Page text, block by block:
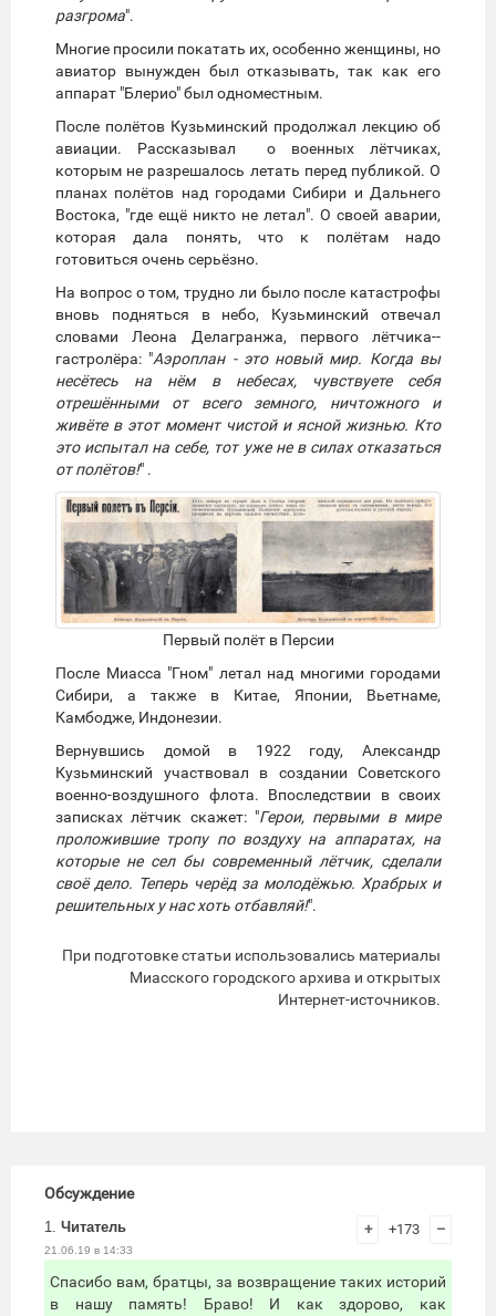
разгрома".
Многие просили покатать их, особенно женщины, но
авиатор вынужден был отказывать, так как его
аппарат "Блерио" был одноместным.
После полётов Кузьминский продолжал лекцию об
авиации. Рассказывал о военных лётчиках,
которым не разрешалось летать перед публикой. О
планах полётов над городами Сибири и Дальнего
Востока, "где ещё никто не летал". О своей аварии,
которая дала понять, что к полётам надо
готовиться очень серьёзно.
На вопрос о том, трудно ли было после катастрофы
вновь подняться в небо, Кузьминский отвечал
словами Леона Делагранжа, первого лётчика-­
гастролёра: "Аэроплан - это новый мир. Когда вы
несётесь на нём в небесах, чувствуете себя
отрешёнными от всего земного, ничтожного и
живёте в этот момент чистой и ясной жизнью. Кто
это испытал на себе, тот уже не в силах отказаться
от полётов!" .
Первый полёт в Персии
После Миасса "Гном" летал над многими городами
Сибири, а также в Китае, Японии, Вьетнаме,
Камбодже, Индонезии.
Вернувшись домой в 1922 году, Александр
Кузьминский участвовал в создании Советского
военно­-воздушного флота. Впоследствии в своих
записках лётчик скажет: "Герои, первыми в мире
проложившие тропу по воздуху на аппаратах, на
которые не сел бы современный лётчик, сделали
своё дело. Теперь черёд за молодёжью. Храбрых и
решительных у нас хоть отбавляй!".
При подготовке статьи использовались материалы
Миасского городского архива и открытых
Интернет-источников.
Обсуждение
1. Читатель
21.06.19 в 14:33
+ +173 –
Спасибо вам, братцы, за возвращение таких историй
в нашу память! Браво! И как здорово, как